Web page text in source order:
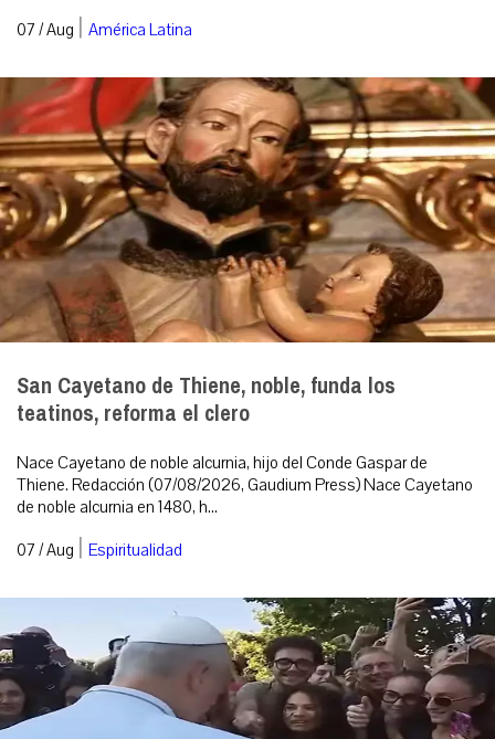
07 / Aug | América Latina
San Cayetano de Thiene, noble, funda los
teatinos, reforma el clero
Nace Cayetano de noble alcurnia, hijo del Conde Gaspar de
Thiene. Redacción (07/08/2026, Gaudium Press) Nace Cayetano
de noble alcurnia en 1480, h...
07 / Aug | Espiritualidad